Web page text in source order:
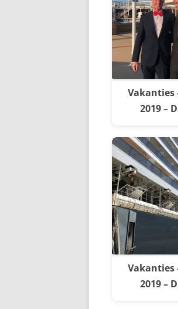
Vakanties
2019 –
Vakanties
2019 –